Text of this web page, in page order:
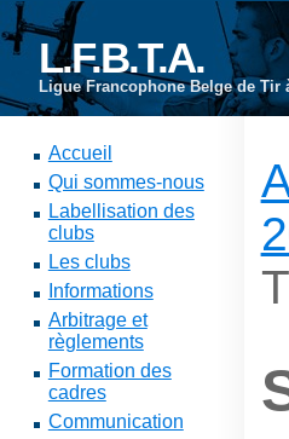
L.F.B.T.A.
Ligue Francophone Belge de Tir
Accueil
Qui sommes-nous
Labellisation des
clubs
Les clubs
Informations
Arbitrage et
règlements
Formation des
cadres
Communication